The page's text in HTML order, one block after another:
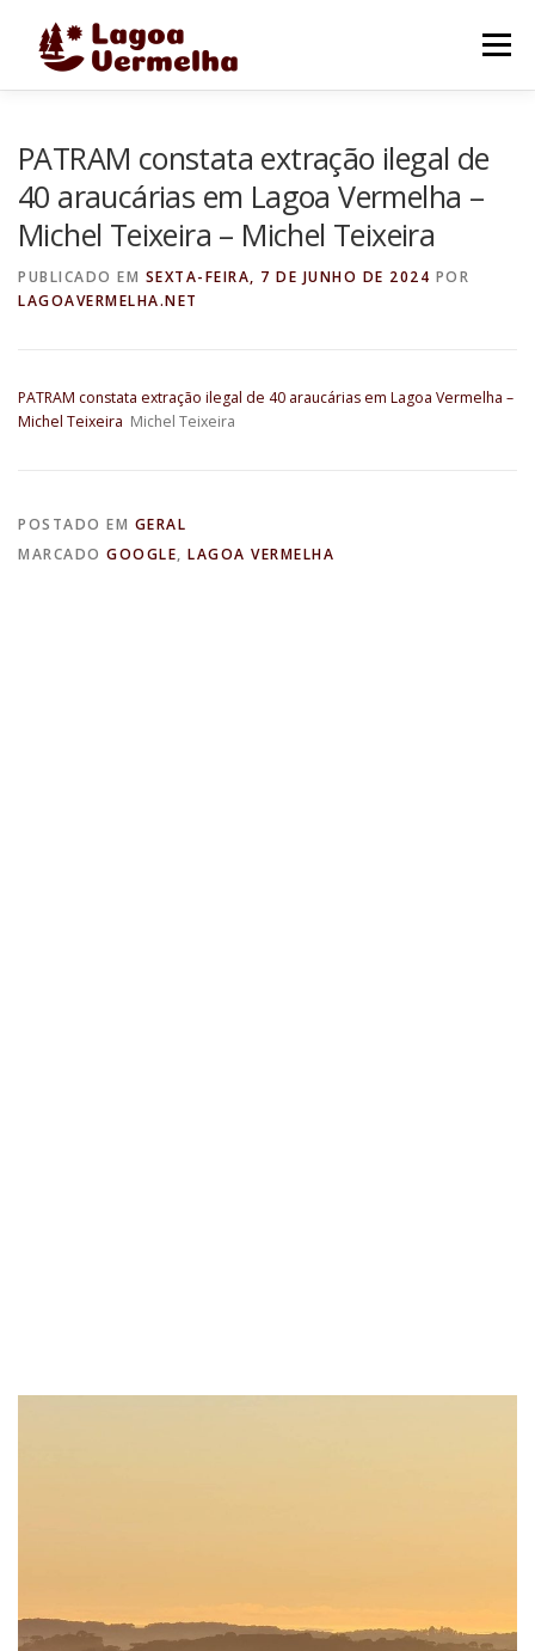
Menu
FALE CONOSCO
PATRAM constata extração ilegal de
40 araucárias em Lagoa Vermelha –
Michel Teixeira – Michel Teixeira
PUBLICADO EM SEXTA-FEIRA, 7 DE JUNHO DE 2024 POR
LAGOAVERMELHA.NET
PATRAM constata extração ilegal de 40 araucárias em Lagoa Vermelha –
Michel Teixeira Michel Teixeira
POSTADO EM GERAL
MARCADO GOOGLE, LAGOA VERMELHA